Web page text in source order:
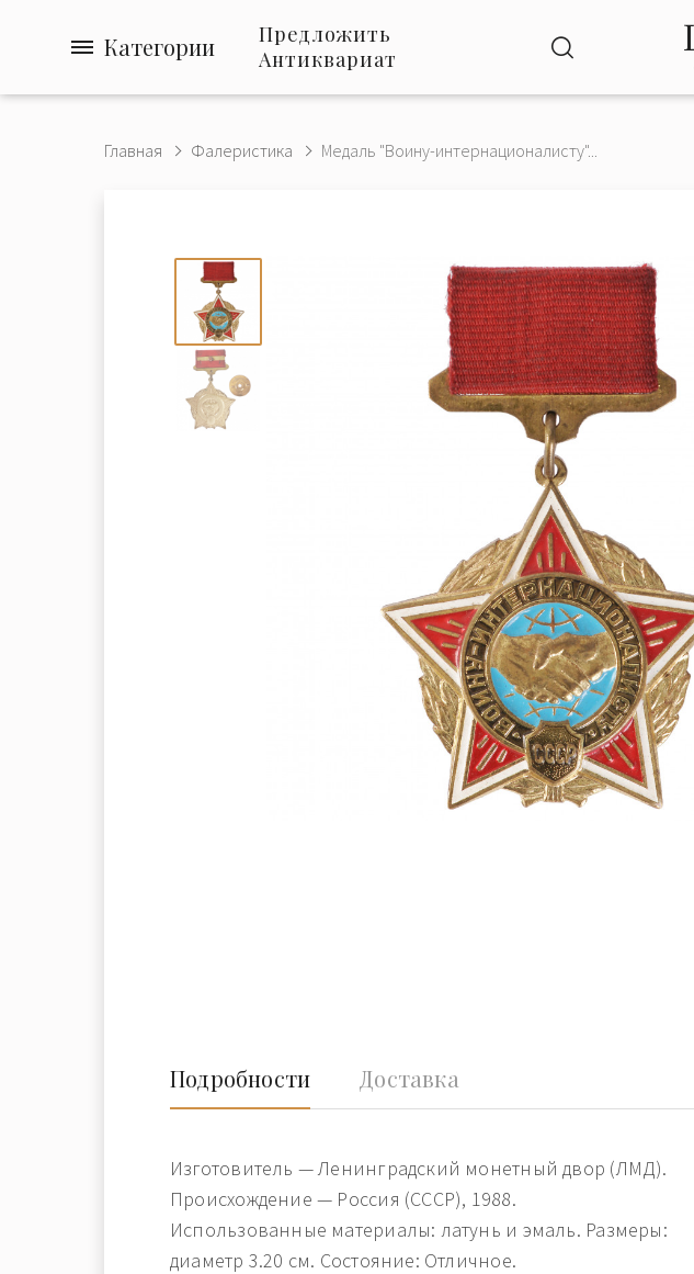
Категории
Предложить
Антиквариат
Главная Фалеристика Медаль "Воину-интернационалисту"...
Подробности Доставка
Изготовитель — Ленинградский монетный двор (ЛМД).
Происхождение — Россия (СССР), 1988.
Использованные материалы: латунь и эмаль. Размеры:
диаметр 3.20 см. Состояние: Отличное.